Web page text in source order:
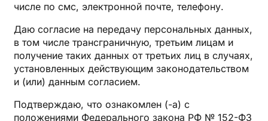
числе по смс, электронной почте, телефону.
Даю согласие на передачу персональных данных,
в том числе трансграничную, третьим лицам и
получение таких данных от третьих лиц в случаях,
установленных действующим законодательством
и (или) данным согласием.
Подтверждаю, что ознакомлен (-а) с
положениями Федерального закона РФ № 152-ФЗ